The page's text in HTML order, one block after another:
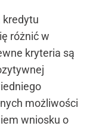
kredytu
różnić w
kryteria są
możliwości
wniosku o